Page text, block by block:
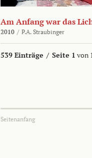
Am Anfang war das
2010 / P.A. Straubinger
539 Einträge / Seite 1 von
Seitenanfang